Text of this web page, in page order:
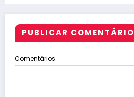
PUBLICAR COMENTÁRIO
Comentários